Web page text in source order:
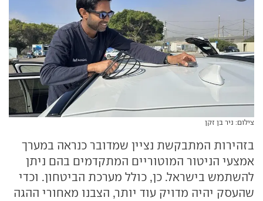
צילום: ניר בן זקן
בזהירות המתבקשת נציין שמדובר כנראה במערך
אמצעי הניטור המוטוריים המתקדמים בהם ניתן
להשתמש בישראל. כן, כולל מערכת הביטחון. וכדי
שהעסק יהיה מדויק עוד יותר, הצבנו מאחורי ההגה